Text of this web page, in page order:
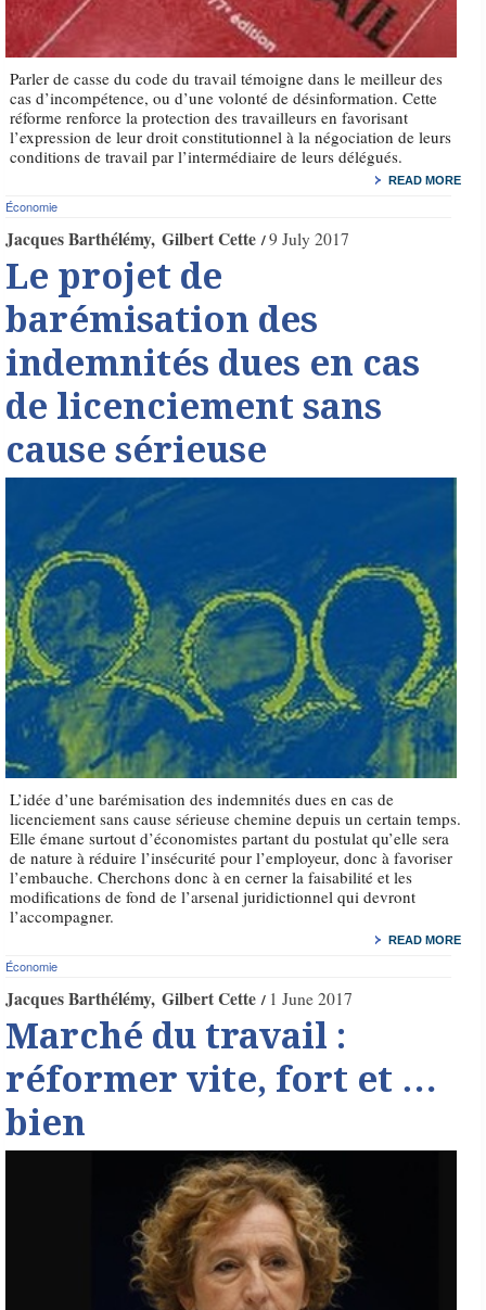
Parler de casse du code du travail témoigne dans le meilleur des
cas d’incompétence, ou d’une volonté de désinformation. Cette
réforme renforce la protection des travailleurs en favorisant
l’expression de leur droit constitutionnel à la négociation de leurs
conditions de travail par l’intermédiaire de leurs délégués.
READ MORE
Économie
Jacques Barthélémy Gilbert Cette 9 July 2017
Le projet de
barémisation des
indemnités dues en cas
de licenciement sans
cause sérieuse
L’idée d’une barémisation des indemnités dues en cas de
licenciement sans cause sérieuse chemine depuis un certain temps.
Elle émane surtout d’économistes partant du postulat qu’elle sera
de nature à réduire l’insécurité pour l’employeur, donc à favoriser
l’embauche. Cherchons donc à en cerner la faisabilité et les
modifications de fond de l’arsenal juridictionnel qui devront
l’accompagner.
READ MORE
Économie
Jacques Barthélémy Gilbert Cette 1 June 2017
Marché du travail :
réformer vite, fort et …
bien